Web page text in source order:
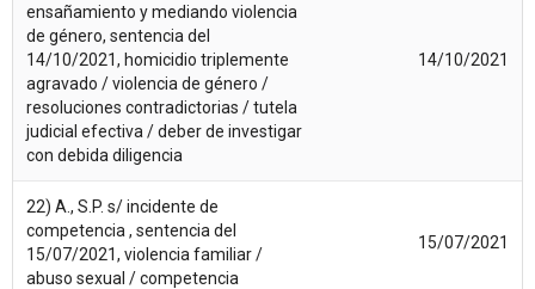
ensañamiento y mediando violencia
de género, sentencia del
14/10/2021, homicidio triplemente
agravado / violencia de género /
resoluciones contradictorias / tutela
judicial efectiva / deber de investigar
con debida diligencia
14/10/2021
22) A., S.P. s/ incidente de
competencia , sentencia del
15/07/2021, violencia familiar /
abuso sexual / competencia
15/07/2021